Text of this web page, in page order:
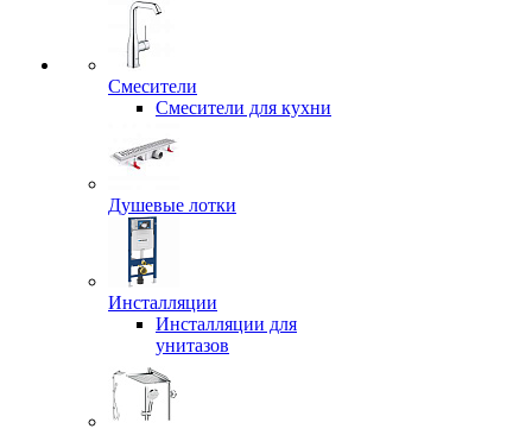
Смесители
Смесители для кухни
Душевые лотки
Инсталляции
Инсталляции для
унитазов